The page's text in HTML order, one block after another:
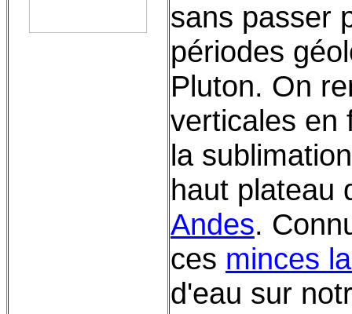
sans passer
périodes
Pluton. On
verticales en
la
haut plateau
Andes.
ces minces
d'eau sur